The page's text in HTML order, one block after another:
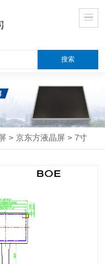
> 京东方液晶屏 > 7寸